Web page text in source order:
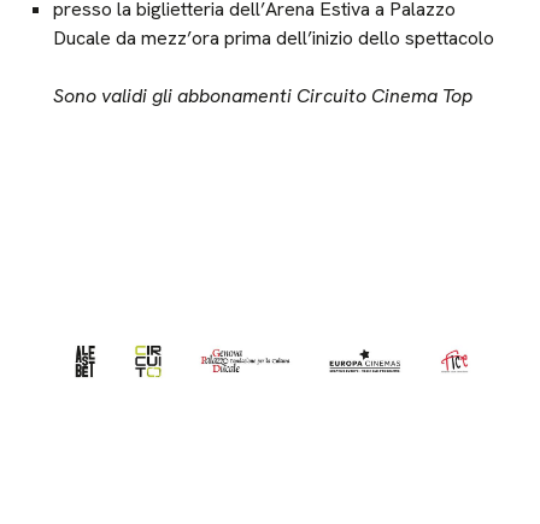
presso la biglietteria dell’Arena Estiva a Palazzo
Ducale da mezz’ora prima dell’inizio dello spettacolo
Sono validi gli abbonamenti Circuito Cinema Top